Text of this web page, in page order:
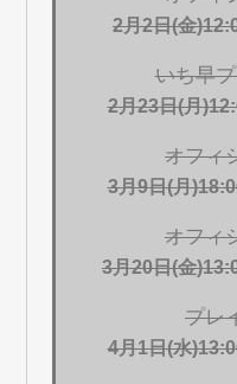
2月2日(金
いち早
2月23日(月
オフィ
3月9日(月
オフィ
3月20日(金
プレ
4月1日(水